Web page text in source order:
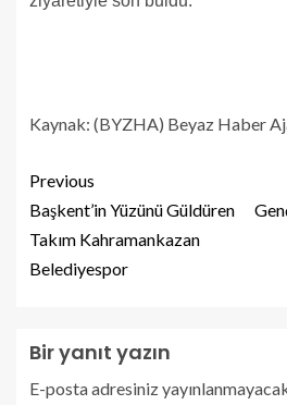
Kaynak: (BYZHA) Beyaz Haber
Previous
Başkent’in Yüzünü Güldüren
Takım Kahramankazan
Belediyespor
Bir yanıt yazın
E-posta adresiniz